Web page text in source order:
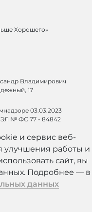
Хорошего»
Владимирович
17
03.03.2023
№ ФС 77 - 84842
и сервис веб-
улучшения работы и
сайт, вы
Подробнее — в
данных